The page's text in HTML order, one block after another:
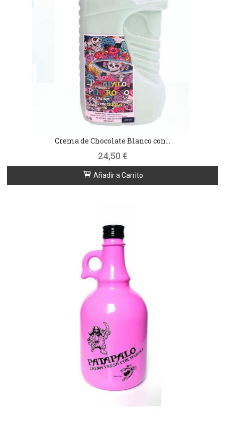
Crema de Chocolate Blanco con...
24,50 €
Añadir a Carrito